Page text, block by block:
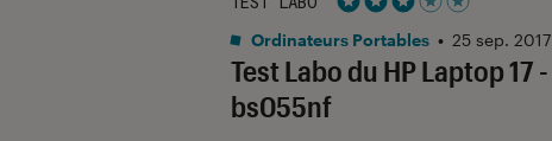
Test Labo du HP Laptop 17 -
bs055nf
Noté 3 étoiles sur 5
Ordinateurs Portables • 25 sep. 2017